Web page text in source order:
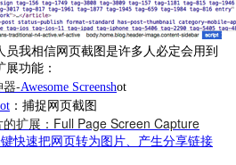
我相信网页截图是许多人必定会用到
功能：
-Awesome Screenshot
：捕捉网页截图
扩展：Full Page Screen Capture
快速把网页转为图片、产生分享链接